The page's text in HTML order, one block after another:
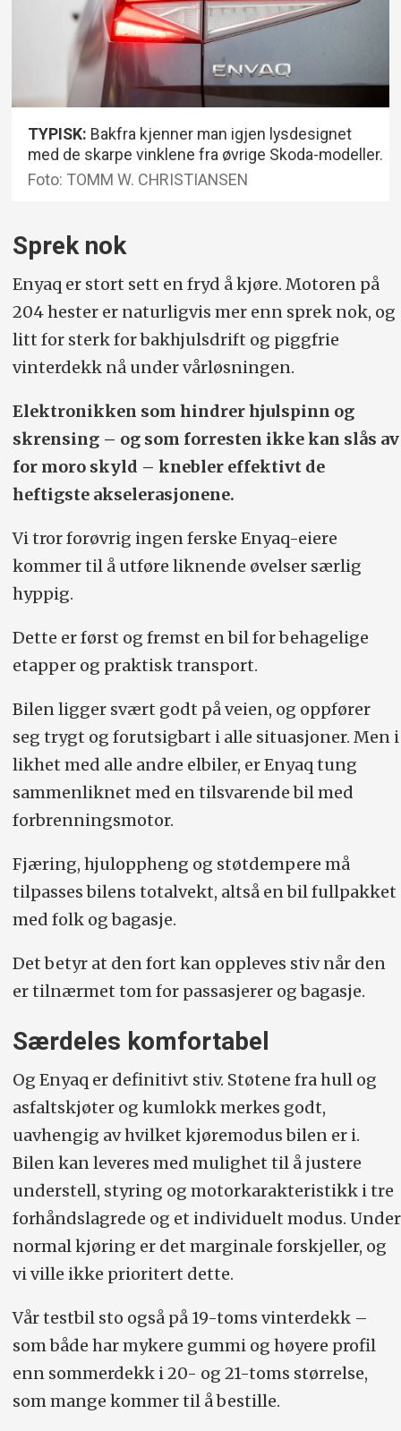
TYPISK: Bakfra kjenner man igjen lysdesignet
med de skarpe vinklene fra øvrige Skoda-modeller.
Foto: TOMM W. CHRISTIANSEN
Sprek nok
Enyaq er stort sett en fryd å kjøre. Motoren på
204 hester er naturligvis mer enn sprek nok, og
litt for sterk for bakhjulsdrift og piggfrie
vinterdekk nå under vårløsningen.
Elektronikken som hindrer hjulspinn og
skrensing – og som forresten ikke kan slås av
for moro skyld – knebler effektivt de
heftigste akselerasjonene.
Vi tror forøvrig ingen ferske Enyaq-eiere
kommer til å utføre liknende øvelser særlig
hyppig.
Dette er først og fremst en bil for behagelige
etapper og praktisk transport.
Bilen ligger svært godt på veien, og oppfører
seg trygt og forutsigbart i alle situasjoner. Men i
likhet med alle andre elbiler, er Enyaq tung
sammenliknet med en tilsvarende bil med
forbrenningsmotor.
Fjæring, hjuloppheng og støtdempere må
tilpasses bilens totalvekt, altså en bil fullpakket
med folk og bagasje.
Det betyr at den fort kan oppleves stiv når den
er tilnærmet tom for passasjerer og bagasje.
Særdeles komfortabel
Og Enyaq er definitivt stiv. Støtene fra hull og
asfaltskjøter og kumlokk merkes godt,
uavhengig av hvilket kjøremodus bilen er i.
Bilen kan leveres med mulighet til å justere
understell, styring og motorkarakteristikk i tre
forhåndslagrede og et individuelt modus. Under
normal kjøring er det marginale forskjeller, og
vi ville ikke prioritert dette.
Vår testbil sto også på 19-toms vinterdekk –
som både har mykere gummi og høyere profil
enn sommerdekk i 20- og 21-toms størrelse,
som mange kommer til å bestille.